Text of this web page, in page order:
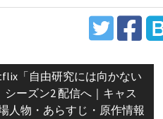
「自由研究には向かない
シーズン2 配信へ｜キャス
人物・あらすじ・原作情報